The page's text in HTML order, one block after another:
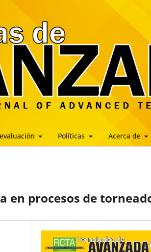
Políticas Acerca de
en procesos de